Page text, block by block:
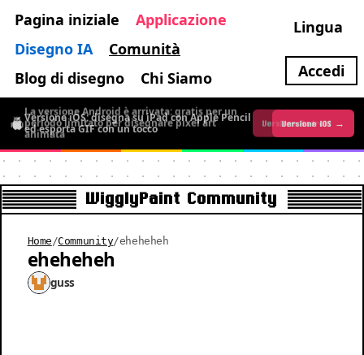
Pagina iniziale
Applicazione
Disegno IA
Comunità
Blog di disegno
Chi Siamo
Lingua
Accedi
La versione Android è arrivata: gratis per un
periodo limitato per disegnare pixel art
animata
Versione Android →
Versione iOS: disegna su iPad con Apple Pencil
ed esporta GIF con un tocco
Versione iOS →
WigglyPaint Community
Home /Community/eheheheh
eheheheh
guss